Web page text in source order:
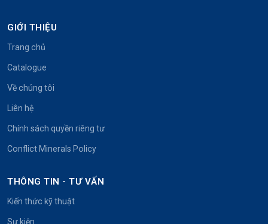
GIỚI THIỆU
Trang chủ
Catalogue
Về chúng tôi
Liên hệ
Chính sách quyền riêng tư
Conflict Minerals Policy
THÔNG TIN - TƯ VẤN
Kiến thức kỹ thuật
Sự kiện